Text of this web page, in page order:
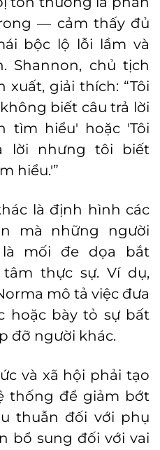
— cảm thấy đủ
bộc lộ lỗi lầm và
Shannon, chủ tịch
giải thích: “Tôi
biết câu trả lời
tìm hiểu' hoặc 'Tôi
lời nhưng tôi biết
hiểu.'”
là định hình các
mà những người
mối đe dọa bắt
thực sự. Ví dụ,
mô tả việc đưa
hoặc bày tỏ sự bất
đỡ người khác.
và xã hội phải tạo
thống để giảm bớt
thuẫn đối với phụ
bổ sung đối với vai